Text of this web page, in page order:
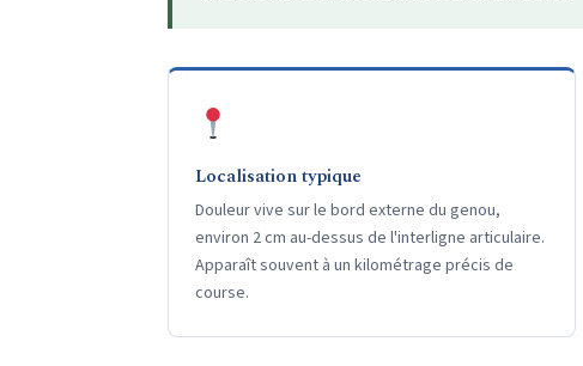
Localisation typique
Douleur vive sur le bord externe du genou,
environ 2 cm au-dessus de l'interligne articulaire.
Apparaît souvent à un kilométrage précis de
course.